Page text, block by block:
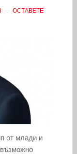
ОСТАВЕТЕ
млади и
възможно